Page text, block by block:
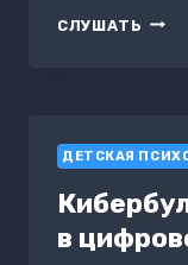
СЛУШАТЬ
ДЕТСКАЯ
в